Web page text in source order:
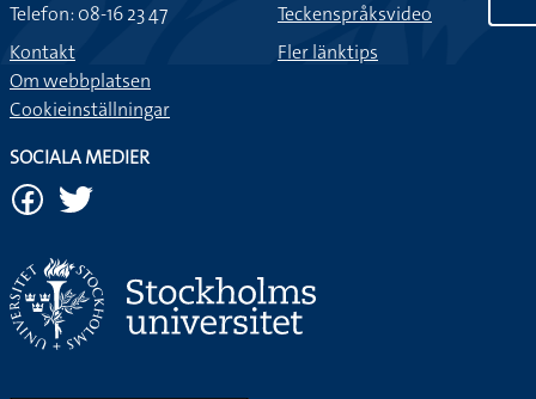
Telefon: 08-16 23 47
Kontakt
Om webbplatsen
Cookieinställningar
Teckenspråksvideo
Fler länktips
SOCIALA MEDIER